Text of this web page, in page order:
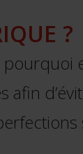
?
afin